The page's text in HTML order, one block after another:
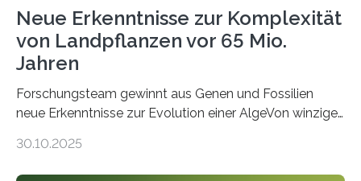
Neue Erkenntnisse zur Komplexität
von Landpflanzen vor 65 Mio.
Jahren
Forschungsteam gewinnt aus Genen und Fossilien
neue Erkenntnisse zur Evolution einer AlgeVon winzigen
Landpflanzen zählen zu den komplexesten
30.10.2025